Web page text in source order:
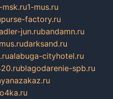
1-mus.ru
purse-factory.ru
jun.rubandamn.ru
darksand.ru
alabuga-cityhotel.ru
blagodarenie-spb.ru